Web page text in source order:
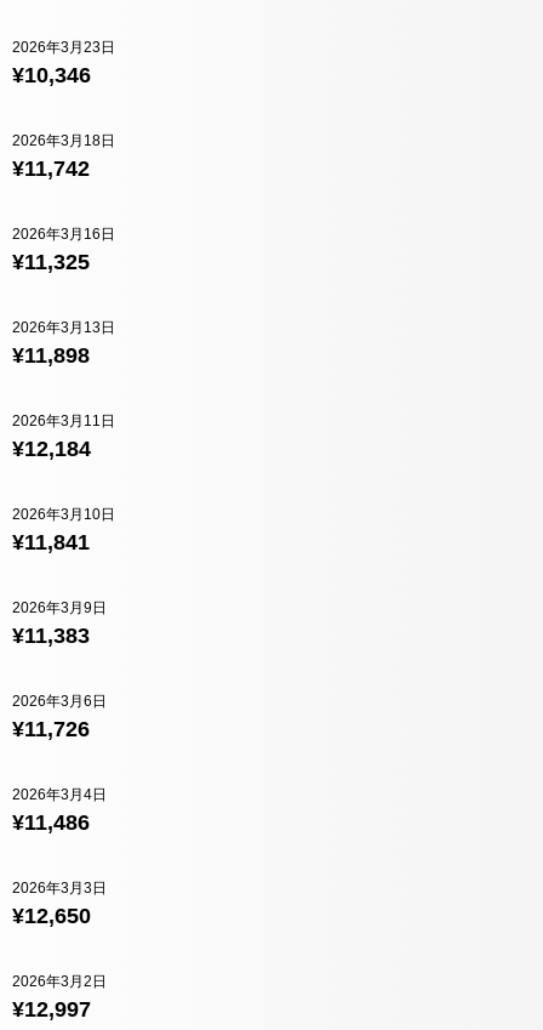
¥10,346
2026年3月23日
¥11,742
2026年3月18日
¥11,325
2026年3月16日
¥11,898
2026年3月13日
¥12,184
2026年3月11日
¥11,841
2026年3月10日
¥11,383
2026年3月9日
¥11,726
2026年3月6日
¥11,486
2026年3月4日
¥12,650
2026年3月3日
¥12,997
2026年3月2日